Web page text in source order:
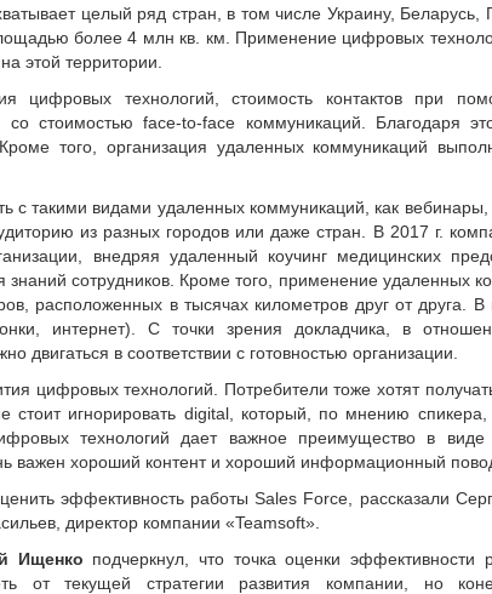
целый ряд стран, в том числе Украину,
более 4 млн кв. км. Применение цифровых
этой территории.
цифровых технологий, стоимость контактов при
стоимостью face-to-face коммуникаций. Благодаря
того, организация удаленных коммуникаций
с такими видами удаленных коммуникаций, как
из разных городов или даже стран. В 2017 г.
внедряя удаленный коучинг медицинских
сотрудников. Кроме того, применение удаленных
расположенных в тысячах километ­ров друг от друга.
интернет). С точки зрения докладчика, в
двигаться в соответствии с готовностью организации.
цифровых технологий. Потребители тоже хотят
стоит игнорировать digital, который, по мнению
технологий дает важное преимущество в виде
важен хороший контент и хороший информационный
эффективность работы Sales Force, рассказали
директор компании «Teamsoft».
Ищенко подчерк­нул, что точка оценки
от текущей стратегии развития компании, но